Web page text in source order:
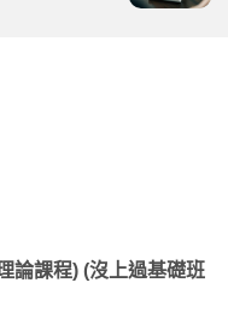
論課程) (沒上過基礎班